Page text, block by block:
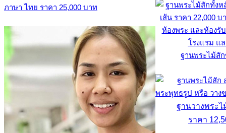
ภาษา ไทย ราคา 25,000 บาท
ฐานพระไม้สั
ฐานวางพระ
ราคา